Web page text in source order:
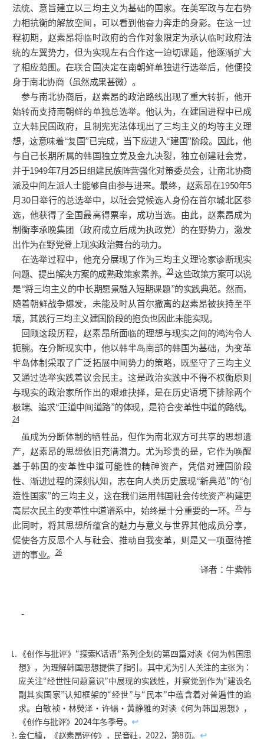
法统、意旨建立以三均主义为基础的国家。在美军政与左右势
力相抗衡的解放空间，可以看到他奋力奔走的身影。在这一过
程初期，赵素昂将临时政府的合作对象限定为承认临时政府法
统的左翼势力，但为实现左右合作这一迫切课题，他逐渐扩大
了相应范围。在联合国决定在南朝鲜单独进行选举后，他便投
身于南北协商（虽然成果甚微）。
参与南北协商后，赵素昂的政治路线出现了重大转折，他开
始转而支持南朝鲜的单独总选举。他认为，在建国进程中已成
立大韩民国政府，且制宪宪法体现出了三均主义的均等主义理
想，这意味着“复国”已完成，当下应进入“建国”阶段。因此，他
与自己长期所属的韩国独立党及金九决裂，独立创建社会党，
并于1949年7月25日组建民族阵营强化对策委员会，让南北协商
派及中间左派人士能够自由参与进来。最终，赵素昂在1950年5
月30日举行的总选举中，以社会党候选人身份在首尔城北区参
选，他获得了全国最高得票率，成功当选。由此，赵素昂成为
制衡李承晚集团（政府成立后成为执政党）的在野势力，激发
出作为在野党登上现实政治舞台的动力。
在选举过程中，他充分展现了作为三均主义理论家诊断现实
问题、提出解决方案的成熟政策家素养。23这些政策方案可以说
是“将三均主义的中长期愿景融入短期课题”的实践典范。然而，
随着朝鲜战争爆发，未能及时从首尔撤离的赵素昂被挟持至平
壤，其践行三均主义建国阶段的抱负也因此未能实现。
回顾这段历程，赵素昂所面临的理想与现实之间的鸿沟令人
扼腕。在分断现实中，他以韩半岛南部的韩国为基础，为变革
半岛体制采取了广泛拓展中间势力的策略，既坚守了三均主义
又通过选举实践着议会民主。这是政治实践中不得不权衡原则
与现实的政治家所作出的艰难抉择，是在历史语境下排除两个
极端、追求“正道中间道路”的体现，是符合变革性中道的路线。
24
虽成为分断体制的牺牲品，但作为南北双方可共享的思想遗
产，赵素昂的思想依旧充满潜力。尤为珍贵的是，它作为唤醒
基于韩国的变革性中道可能性的精神资产，凭借对建国阶段
性、渐进过程的深刻认知，志在向人类历史展现“新典范”的“创
造性国家”的三均主义，这在我们运用韩国社会传统资产构建更
高层次民主的变革性中道谱系中，始终是十分重要的一环。25与
此同时，将其思想所蕴含的魅力与意义与世界其他成员分享，
促使各方反思个人与社会、推动自我变革，则是又一项亟待推
进的事业。26
译者：牛紫韩
-
《创作与批评》“探索K话语”系列企划的第四篇对谈《何为韩国思
想》，为理解韩国思想提供了指引。其中尤为引人关注的主张为：
应关注“经世性问题意识”中展现的实践性，并察觉到作为“建设名
副其实国家”认知框架的“经世”与“民本”中蕴含着对普遍性的追
求。白敏祯・林熒泽・许锡・黄静雅的对谈《何为韩国思想》，
《创作与批评》2024年冬季号。↩
金仁植，《赵素昂评传》，民音社，2022，第8页。 ↩